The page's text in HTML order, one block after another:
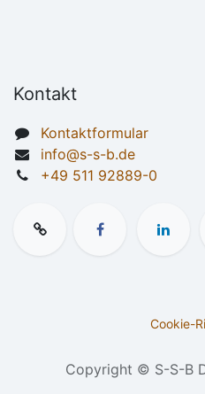
Kontakt
Kontaktformular
info@s-s-b.de
+49 511 92889-0
Cookie-
Copyright © S-S-B